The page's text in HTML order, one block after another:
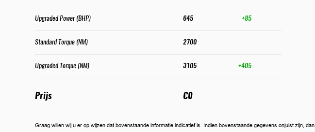
Upgraded Power (BHP) 645 +85
Standard Torque (NM) 2700
Upgraded Torque (NM) 3105 +405
Prijs €0
Graag willen wij u er op wijzen dat bovenstaande informatie indicatief is. Indien bovenstaande gegevens onjuist zijn, dan